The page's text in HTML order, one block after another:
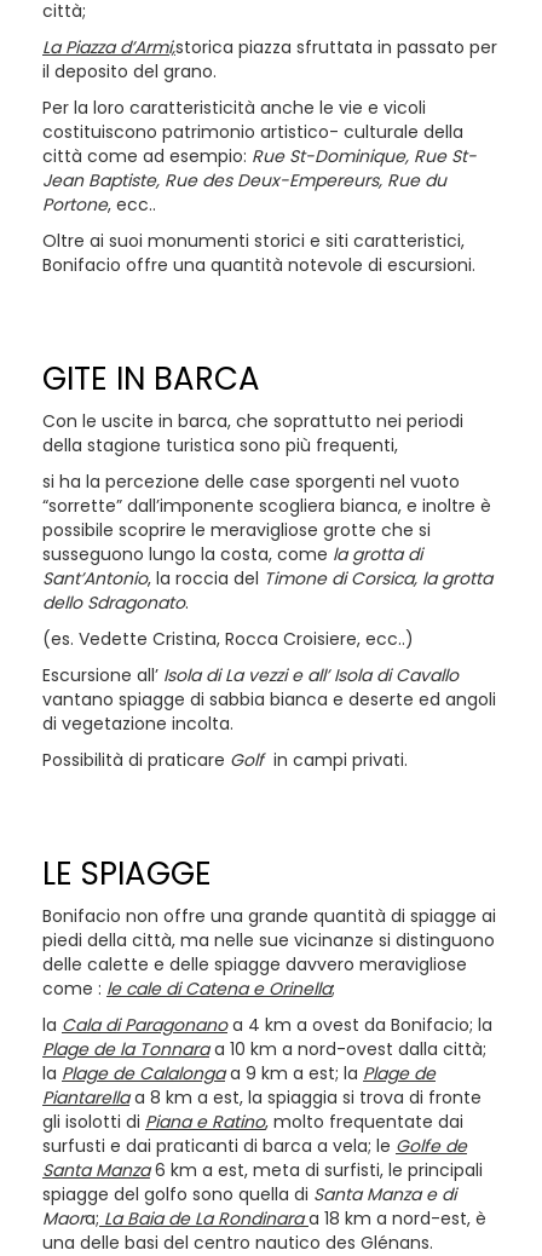
città;
La Piazza d’Armi,storica piazza sfruttata in passato per
il deposito del grano.
Per la loro caratteristicità anche le vie e vicoli
costituiscono patrimonio artistico- culturale della
città come ad esempio: Rue St-Dominique, Rue St-
Jean Baptiste, Rue des Deux-Empereurs, Rue du
Portone, ecc..
Oltre ai suoi monumenti storici e siti caratteristici,
Bonifacio offre una quantità notevole di escursioni.
GITE IN BARCA
Con le uscite in barca, che soprattutto nei periodi
della stagione turistica sono più frequenti,
si ha la percezione delle case sporgenti nel vuoto
“sorrette” dall’imponente scogliera bianca, e inoltre è
possibile scoprire le meravigliose grotte che si
susseguono lungo la costa, come la grotta di
Sant’Antonio, la roccia del Timone di Corsica, la grotta
dello Sdragonato.
(es. Vedette Cristina, Rocca Croisiere, ecc..)
Escursione all’ Isola di La vezzi e all’ Isola di Cavallo
vantano spiagge di sabbia bianca e deserte ed angoli
di vegetazione incolta.
Possibilità di praticare Golfin campi privati.
LE SPIAGGE
Bonifacio non offre una grande quantità di spiagge ai
piedi della città, ma nelle sue vicinanze si distinguono
delle calette e delle spiagge davvero meravigliose
come : le cale di Catena e Orinella;
la Cala di Paragonanoa 4 km a ovest da Bonifacio; la
Plage de la Tonnaraa 10 km a nord-ovest dalla città;
la Plage de Calalongaa 9 km a est; la Plage de
Piantarellaa 8 km a est, la spiaggia si trova di fronte
gli isolotti di Piana e Ratino, molto frequentate dai
surfusti e dai praticanti di barca a vela; le Golfe de
Santa Manza6 km a est, meta di surfisti, le principali
spiagge del golfo sono quella di Santa Manza e di
Maora; La Baia de La Rondinaraa 18 km a nord-est, è
una delle basi del centro nautico des Glénans.